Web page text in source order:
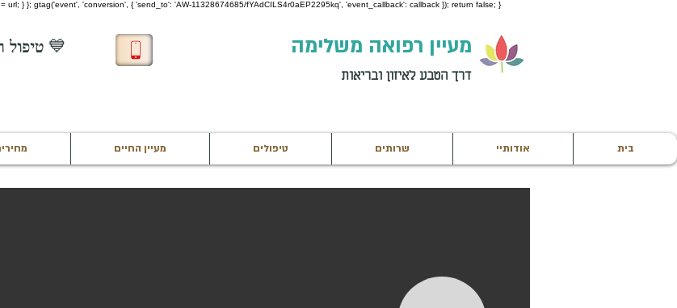
} }; gtag('event', 'conversion', { 'send_to': 'AW-11328674685/fYAdCILS4r0aEP2295kq', 'event_callback': callback }); return false; }
💙 טיפול רפלקסולוגיה חינם לחיילים בשירות 💙 מעיין רפואה משלימה
דרך הטבע לאיזון ובריאות
בית אודותיי שרותים טיפולים מעיין החיים